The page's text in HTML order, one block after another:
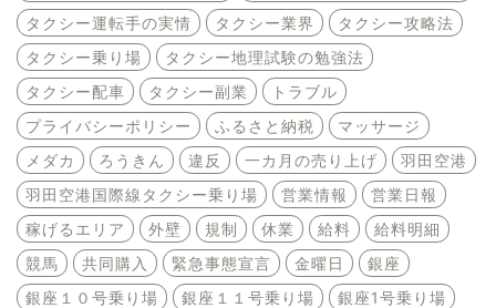
タクシー運転手の実情
タクシー業界
タクシー攻略法
タクシー乗り場
タクシー地理試験の勉強法
タクシー配車
タクシー副業
トラブル
プライバシーポリシー
ふるさと納税
マッサージ
メダカ
ろうきん 違反 一カ月の売り上げ
羽田空港
羽田空港国際線タクシー乗り場
営業情報
営業日報
稼げるエリア
外壁 規制 休業 給料
給料明細
競馬
共同購入 緊急事態宣言 金曜日
銀座
銀座１０号乗り場
銀座１１号乗り場
銀座1号乗り場